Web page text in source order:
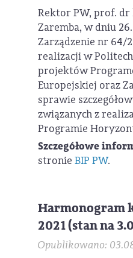
Rektor PW, prof.
Zaremba, w dniu
Zarządzenie nr 64/
realizacji w
projektów
Europejskiej oraz
sprawie
związanych z
Programie
Szczegółowe
stronie BIP PW.
Harmonogram
2021 (stan na
Opublikowano: